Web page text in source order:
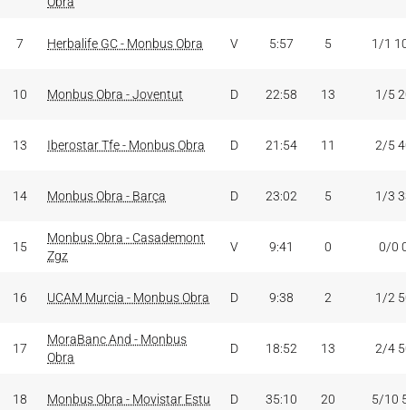
7 Herbalife GC - Monbus Obra V 5:57 5 1/1
10 Monbus Obra - Joventut D 22:58 13 1/5
13 Iberostar Tfe - Monbus Obra D 21:54 11 2/5
14 Monbus Obra - Barça D 23:02 5 1/3
15
Monbus Obra - Casademont
Zgz
V 9:41 0 0/0
16 UCAM Murcia - Monbus Obra D 9:38 2 1/2
17
MoraBanc And - Monbus
Obra
D 18:52 13 2/4
18 Monbus Obra - Movistar Estu D 35:10 20 5/10